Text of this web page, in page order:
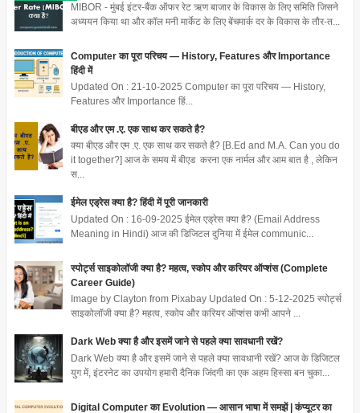
MIBOR - मुंबई इंटर-बैंक ऑफर रेट ऋण बाजार के विकास के लिए समिति जिसने
अध्ययन किया था और कॉल मनी मार्केट के लिए बेंचमार्क दर के विकास के तौर-त...
Computer का पूरा परिचय — History, Features और Importance
हिंदी में
Updated On : 21-10-2025 Computer का पूरा परिचय — History,
Features और Importance हिं...
बीएड और एम .ए. एक साथ कर सकते है?
क्या बीएड और एम .ए. एक साथ कर सकते है? [B.Ed and M.A. Can you do
it together?] आज के समय में बीएड करना एक नार्मल और आम बात है , लेकिन
स...
ईमेल एड्रेस क्या है? हिंदी में पूरी जानकारी
Updated On : 16-09-2025 ईमेल एड्रेस क्या है? (Email Address
Meaning in Hindi) आज की डिजिटल दुनिया में ईमेल communic...
स्पोर्ट्स साइकोलॉजी क्या है? महत्व, स्कोप और करियर ऑप्शंस (Complete
Career Guide)
Image by Clayton from Pixabay Updated On : 5-12-2025 स्पोर्ट्स
साइकोलॉजी क्या है? महत्व, स्कोप और करियर ऑप्शंस कभी आपने ...
Dark Web क्या है और इसमें जाने से पहले क्या सावधानी रखें?
Dark Web क्या है और इसमें जाने से पहले क्या सावधानी रखें? आज के डिजिटल
युग में, इंटरनेट का उपयोग हमारी दैनिक जिंदगी का एक अहम हिस्सा बन चुका...
Digital Computer का Evolution — आसान भाषा में समझें | कंप्यूटर का